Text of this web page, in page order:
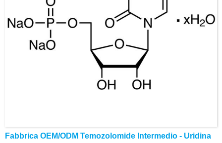
Fabbrica OEM/ODM Temozolomide Intermedio - Uridina